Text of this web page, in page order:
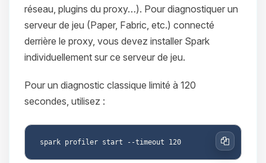
réseau, plugins du proxy…). Pour diagnostiquer un
serveur de jeu (Paper, Fabric, etc.) connecté
derrière le proxy, vous devez installer Spark
individuellement sur ce serveur de jeu.
Pour un diagnostic classique limité à 120
secondes, utilisez :
Copier